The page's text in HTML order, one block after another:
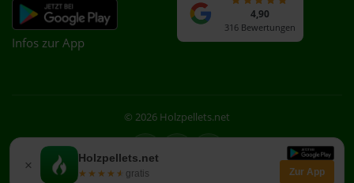
× Holzpellets.net
★★★★★
★★★★★ gratis Zur App
Infos zur App
4,90
316 Bewertungen
© 2026 Holzpellets.net
Facebook